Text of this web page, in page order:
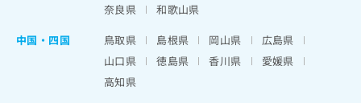
奈良県
和歌山県
中国・四国
鳥取県 島根県 岡山県
広島県
山口県
徳島県 香川県
愛媛県
高知県